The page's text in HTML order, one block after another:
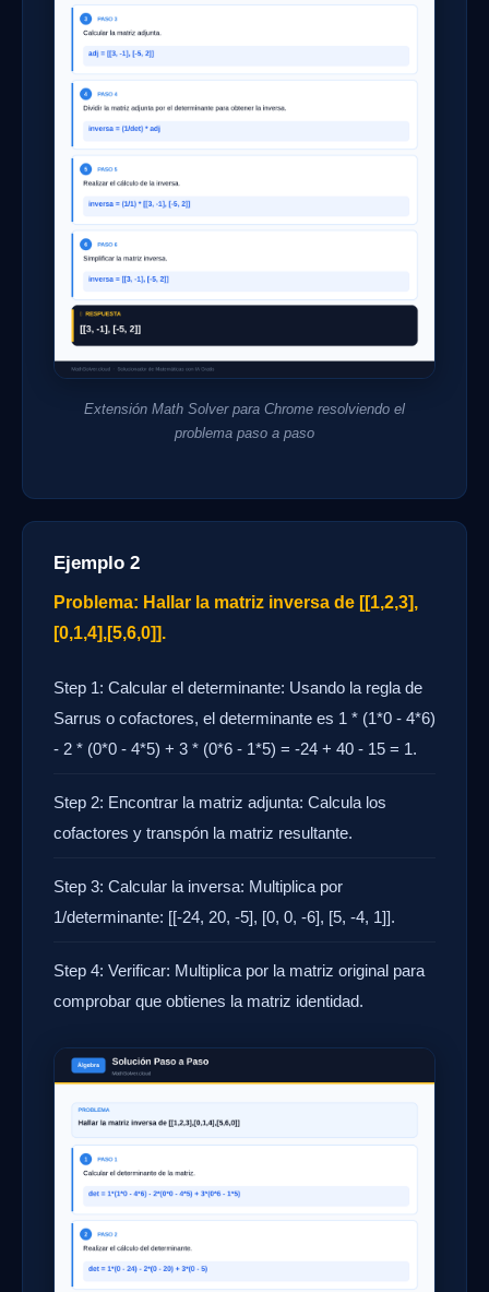
Extensión Math Solver para Chrome resolviendo el
problema paso a paso
Ejemplo 2
Problema: Hallar la matriz inversa de [[1,2,3],
[0,1,4],[5,6,0]].
Step 1: Calcular el determinante: Usando la regla de
Sarrus o cofactores, el determinante es 1 * (1*0 - 4*6)
- 2 * (0*0 - 4*5) + 3 * (0*6 - 1*5) = -24 + 40 - 15 = 1.
Step 2: Encontrar la matriz adjunta: Calcula los
cofactores y transpón la matriz resultante.
Step 3: Calcular la inversa: Multiplica por
1/determinante: [[-24, 20, -5], [0, 0, -6], [5, -4, 1]].
Step 4: Verificar: Multiplica por la matriz original para
comprobar que obtienes la matriz identidad.